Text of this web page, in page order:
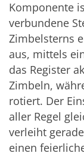
Komponente
verbundene
Zimbelsterns
aus, mittels
das Register
Zimbeln,
rotiert. Der
aller Regel
verleiht
einen